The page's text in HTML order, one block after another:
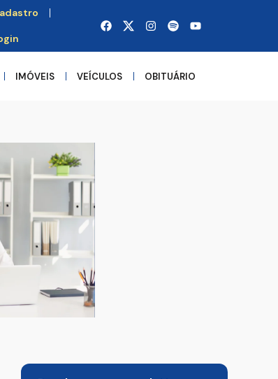
IMÓVEIS VEÍCULOS OBITUÁRIO